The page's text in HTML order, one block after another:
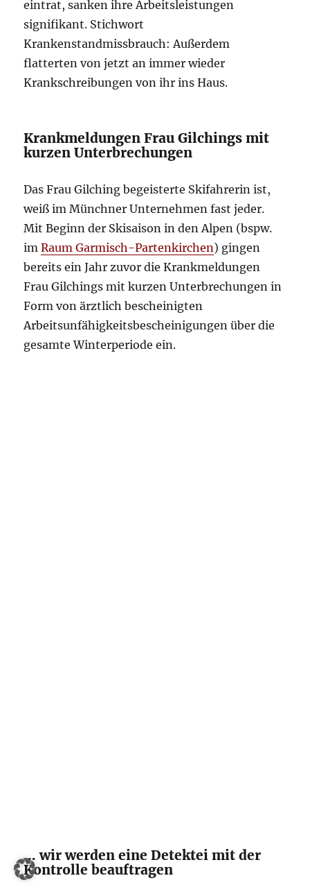
eintrat, sanken ihre Arbeitsleistungen
signifikant. Stichwort
Krankenstandmissbrauch: Außerdem
flatterten von jetzt an immer wieder
Krankschreibungen von ihr ins Haus.
Krankmeldungen Frau Gilchings mit
kurzen Unterbrechungen
Das Frau Gilching begeisterte Skifahrerin ist,
weiß im Münchner Unternehmen fast jeder.
Mit Beginn der Skisaison in den Alpen (bspw.
imRaum Garmisch-Partenkirchen) gingen
bereits ein Jahr zuvor die Krankmeldungen
Frau Gilchings mit kurzen Unterbrechungen in
Form von ärztlich bescheinigten
Arbeitsunfähigkeitsbescheinigungen über die
gesamte Winterperiode ein.
… wir werden eine Detektei mit der
Kontrolle beauftragen